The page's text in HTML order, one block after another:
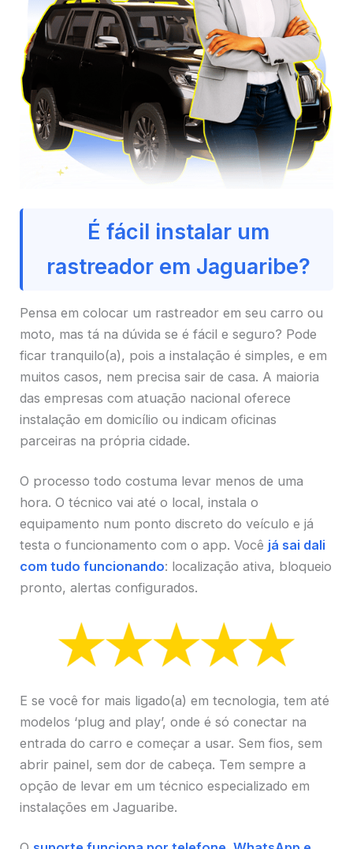
É fácil instalar um
rastreador em Jaguaribe?
Pensa em colocar um rastreador em seu carro ou
moto, mas tá na dúvida se é fácil e seguro? Pode
ficar tranquilo(a), pois a instalação é simples, e em
muitos casos, nem precisa sair de casa. A maioria
das empresas com atuação nacional oferece
instalação em domicílio ou indicam oficinas
parceiras na própria cidade.
O processo todo costuma levar menos de uma
hora. O técnico vai até o local, instala o
equipamento num ponto discreto do veículo e já
testa o funcionamento com o app. Você já sai dali
com tudo funcionando: localização ativa, bloqueio
pronto, alertas configurados.
E se você for mais ligado(a) em tecnologia, tem até
modelos ‘plug and play’, onde é só conectar na
entrada do carro e começar a usar. Sem fios, sem
abrir painel, sem dor de cabeça. Tem sempre a
opção de levar em um técnico especializado em
instalações em Jaguaribe.